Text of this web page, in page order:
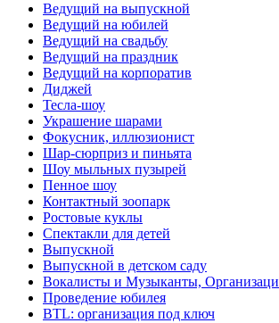
Ведущий на выпускной
Ведущий на юбилей
Ведущий на свадьбу
Ведущий на праздник
Ведущий на корпоратив
Диджей
Тесла-шоу
Украшение шарами
Фокусник, иллюзионист
Шар-сюрприз и пиньята
Шоу мыльных пузырей
Пенное шоу
Контактный зоопарк
Ростовые куклы
Спектакли для детей
Выпускной
Выпускной в детском саду
Вокалисты и Музыканты,
Проведение юбилея
BTL: организация под ключ